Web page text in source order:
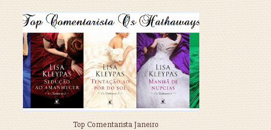
Top Comentarista Janeiro